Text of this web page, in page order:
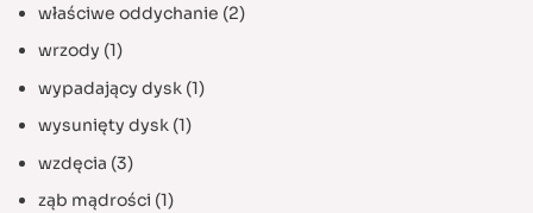
właściwe oddychanie (2)
wrzody (1)
wypadający dysk(1)
wysunięty dysk(1)
wzdęcia (3)
ząb mądrości (1)